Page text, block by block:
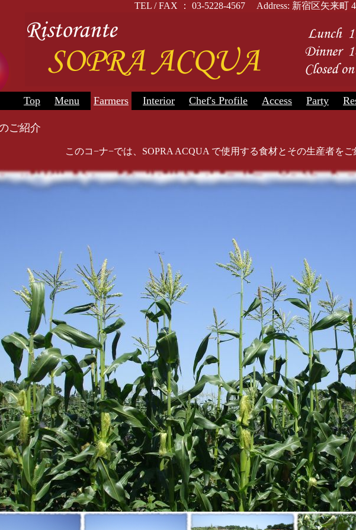
TEL / FAX ： 03-5228-4567 Address: 新宿区矢来町
Top Menu Farmers Interior Chef's Profile Access Party
ご紹介
このコ−ナ−では、SOPRA ACQUA で使用する食材とその生産者をご